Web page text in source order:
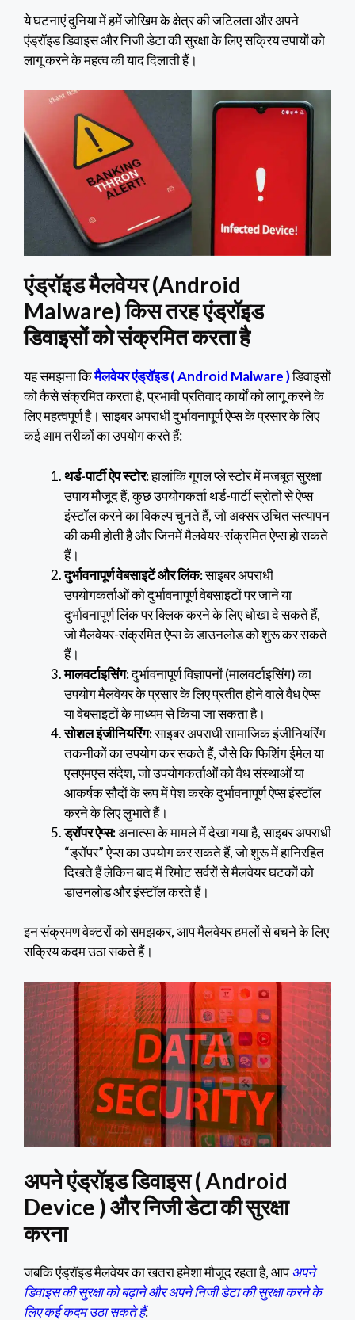
ये घटनाएं दुनिया में हमें जोखिम के क्षेत्र की जटिलता और अपने
एंड्रॉइड डिवाइस और निजी डेटा की सुरक्षा के लिए सक्रिय उपायों को
लागू करने के महत्व की याद दिलाती हैं।
एंड्रॉइड मैलवेयर(Android
Malware) किस तरह एंड्रॉइड
डिवाइसों को संक्रमित करता है
यह समझना किमैलवेयर एंड्रॉइड ( Android Malware )डिवाइसों
को कैसे संक्रमित करता है, प्रभावी प्रतिवाद कार्यों को लागू करने के
लिए महत्वपूर्ण है। साइबर अपराधी दुर्भावनापूर्ण ऐप्स के प्रसार के लिए
कई आम तरीकों का उपयोग करते हैं:
थर्ड-पार्टी ऐप स्टोर:हालांकि गूगल प्ले स्टोर में मजबूत सुरक्षा
उपाय मौजूद हैं, कुछ उपयोगकर्ता थर्ड-पार्टी स्रोतों से ऐप्स
इंस्टॉल करने का विकल्प चुनते हैं, जो अक्सर उचित सत्यापन
की कमी होती है और जिनमें मैलवेयर-संक्रमित ऐप्स हो सकते
हैं।
दुर्भावनापूर्ण वेबसाइटें और लिंक:साइबर अपराधी
उपयोगकर्ताओं को दुर्भावनापूर्ण वेबसाइटों पर जाने या
दुर्भावनापूर्ण लिंक पर क्लिक करने के लिए धोखा दे सकते हैं,
जो मैलवेयर-संक्रमित ऐप्स के डाउनलोड को शुरू कर सकते
हैं।
मालवर्टाइसिंग:दुर्भावनापूर्ण विज्ञापनों (मालवर्टाइसिंग) का
उपयोग मैलवेयर के प्रसार के लिए प्रतीत होने वाले वैध ऐप्स
या वेबसाइटों के माध्यम से किया जा सकता है।
सोशल इंजीनियरिंग:साइबर अपराधी सामाजिक इंजीनियरिंग
तकनीकों का उपयोग कर सकते हैं, जैसे कि फिशिंग ईमेल या
एसएमएस संदेश, जो उपयोगकर्ताओं को वैध संस्थाओं या
आकर्षक सौदों के रूप में पेश करके दुर्भावनापूर्ण ऐप्स इंस्टॉल
करने के लिए लुभाते हैं।
ड्रॉपर ऐप्स:अनात्सा के मामले में देखा गया है, साइबर अपराधी
“ड्रॉपर” ऐप्स का उपयोग कर सकते हैं, जो शुरू में हानिरहित
दिखते हैं लेकिन बाद में रिमोट सर्वरों से मैलवेयर घटकों को
डाउनलोड और इंस्टॉल करते हैं।
इन संक्रमण वेक्टरों को समझकर, आप मैलवेयर हमलों से बचने के लिए
सक्रिय कदम उठा सकते हैं।
अपने एंड्रॉइड डिवाइस ( Android
Device ) और निजी डेटा की सुरक्षा
करना
जबकि एंड्रॉइड मैलवेयर का खतरा हमेशा मौजूद रहता है, आपअपने
डिवाइस की सुरक्षा को बढ़ाने और अपने निजी डेटा की सुरक्षा करने के
लिए कई कदम उठा सकते हैं: